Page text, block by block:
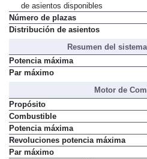
de asientos disponibles
Número de plazas
Distribución de asientos
Resumen del
Potencia máxima
Par máximo
Motor de
Propósito
Combustible
Potencia máxima
Revoluciones potencia máxima
Par máximo